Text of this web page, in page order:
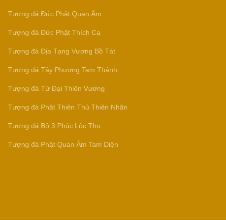
Tượng đá Đức Phật Quan Âm
Tượng đá Đức Phật Thích Ca
Tượng đá Địa Tạng Vương Bồ Tát
Tượng đá Tây Phương Tam Thánh
Tượng đá Tứ Đại Thiên Vương
Tượng đá Phật Thiên Thủ Thiên Nhãn
Tượng đá Bộ 3 Phúc Lộc Thọ
Tượng đá Phật Quan Âm Tam Diện